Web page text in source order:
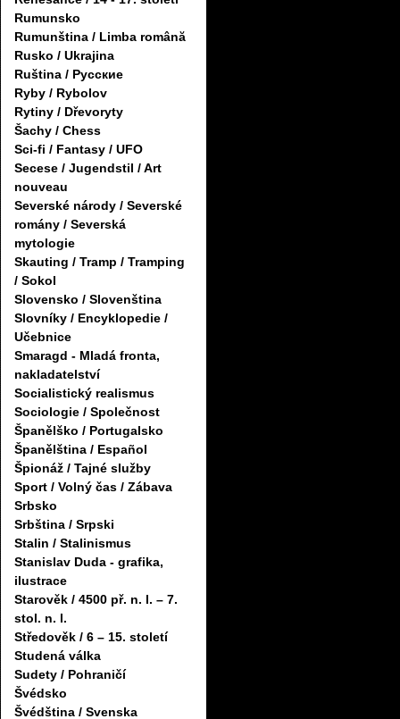
Rumunsko
Rumunština / Limba română
Rusko / Ukrajina
Ruština / Русские
Ryby / Rybolov
Rytiny / Dřevoryty
Šachy / Chess
Sci-fi / Fantasy / UFO
Secese / Jugendstil / Art
nouveau
Severské národy / Severské
romány / Severská
mytologie
Skauting / Tramp / Tramping
/ Sokol
Slovensko / Slovenština
Slovníky / Encyklopedie /
Učebnice
Smaragd - Mladá fronta,
nakladatelství
Socialistický realismus
Sociologie / Společnost
Španělško / Portugalsko
Španělština / Español
Špionáž / Tajné služby
Sport / Volný čas / Zábava
Srbsko
Srbština / Srpski
Stalin / Stalinismus
Stanislav Duda - grafika,
ilustrace
Starověk / 4500 př. n. l. – 7.
stol. n. l.
Středověk / 6 – 15. století
Studená válka
Sudety / Pohraničí
Švédsko
Švédština / Svenska